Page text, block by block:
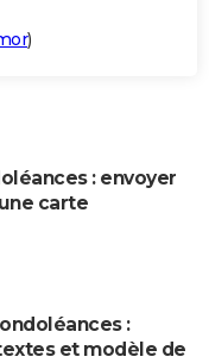
)
: envoyer
carte
:
et modèle de